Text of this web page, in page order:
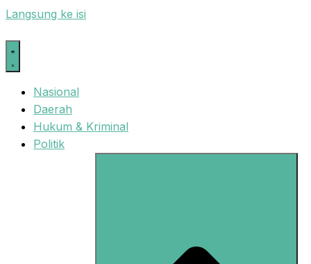
Langsung ke isi
Nasional
Daerah
Hukum & Kriminal
Politik